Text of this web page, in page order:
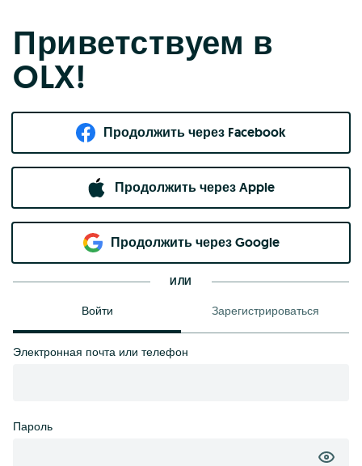
Приветствуем в
OLX!
Продолжить через Facebook
Продолжить через Apple
Продолжить через Google
ИЛИ
Войти Зарегистрироваться
Электронная почта или телефон
Пароль